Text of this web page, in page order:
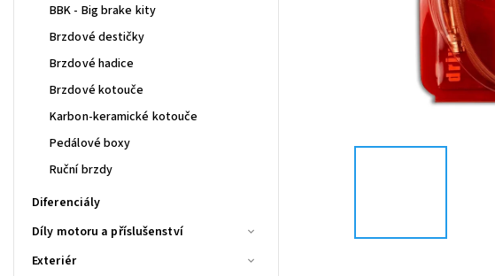
BBK - Big brake kity
Brzdové destičky
Brzdové hadice
Brzdové kotouče
Karbon-keramické kotouče
Pedálové boxy
Ruční brzdy
Diferenciály
Díly motoru a příslušenství
Exteriér